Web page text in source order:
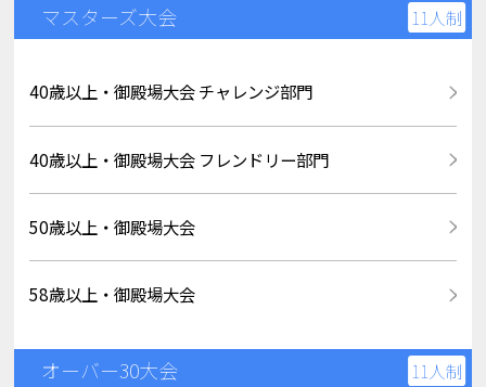
マスターズ大会 11人制
40歳以上・御殿場大会 チャレンジ部門
40歳以上・御殿場大会 フレンドリー部門
50歳以上・御殿場大会
58歳以上・御殿場大会
オーバー30大会 11人制